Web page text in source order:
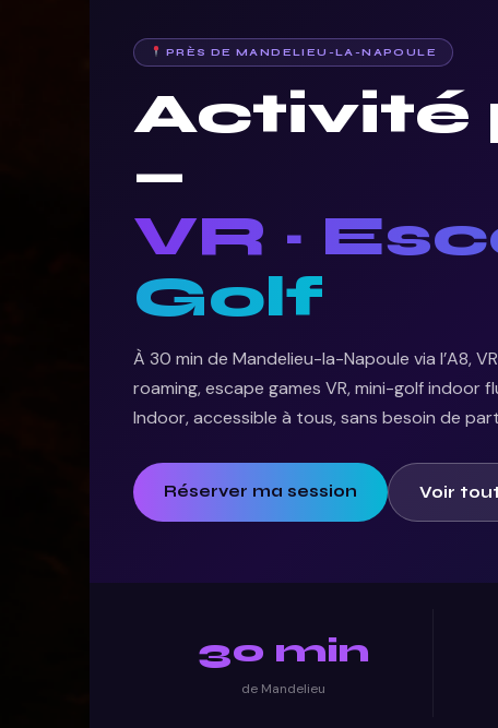
PRÈS DE MANDELIEU-LA-NAPOULE
Activité
—
VR ·
Golf
À 30 min de Mandelieu-la-Napoule via l’A8,
roaming, escape games VR, mini-golf indoor
Indoor, accessible à tous, sans besoin de
Réserver ma session Voir
30 min
de Mandelieu